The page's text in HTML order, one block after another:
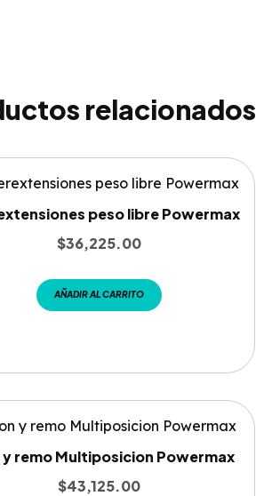
relacionados
peso libre Powermax
$36,225.00
AÑADIR AL CARRITO
y remo Multiposicion Powermax
$43,125.00